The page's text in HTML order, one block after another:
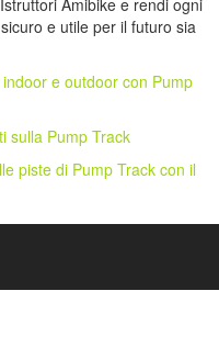
Amibike e rendi ogni
e utile per il futuro sia
e outdoor con Pump
sulla Pump Track
piste di Pump Track con il